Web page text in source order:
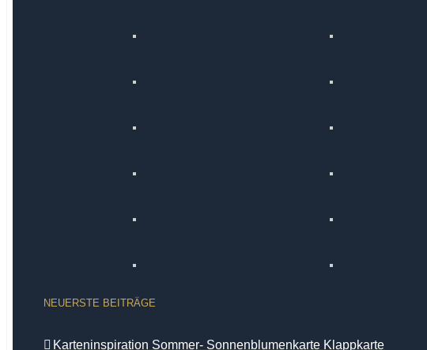
NEUERSTE BEITRÄGE
Karteninspiration Sommer- Sonnenblumenkarte Klappkarte